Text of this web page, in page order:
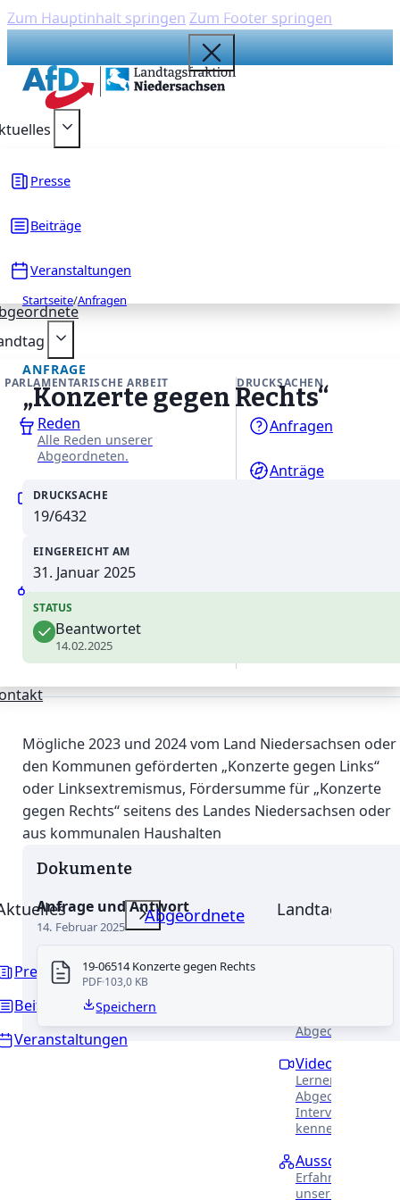
Zum Hauptinhalt springen Zum Footer springen
{acf_social_media_plattform}
{acf_social_media_plattform}
{acf_social_media_plattform}
{acf_social_media_plattform}
{acf_social_media_plattform}
Presse
Beiträge
Veranstaltungen
PARLAMENTARISCHE ARBEIT
Reden
Alle Reden unserer
Abgeordneten.
Videothek
Lernen Sie unsere
näher kennen.
Ausschüsse
Erfahren Sie mehr über
unsere Arbeit in den
Fachausschüssen des
Niedersächsischen Landtages.
DRUCKSACHEN
Anfragen
Anträge
Presse
Beiträge
Veranstaltungen
Abgeordnete Landtag
Abgeordneten.
Videothek
Lernen Sie
Abgeordneten in
Interviews näher
kennen.
Ausschüsse
Erfahren Sie
unsere Arbeit in
Startseite/Anfragen
ANFRAGE
„Konzerte gegen Rechts“
Mögliche 2023 und 2024 vom Land Niedersachsen oder
den Kommunen geförderten „Konzerte gegen Links“
oder Linksextremismus, Fördersumme für „Konzerte
gegen Rechts“ seitens des Landes Niedersachsen oder
aus kommunalen Haushalten
Dokumente
Anfrage und Antwort
14. Februar 2025
19-06514 Konzerte gegen Rechts
PDF103,0 KB
Speichern
DRUCKSACHE
19/6432
EINGEREICHT AM
31. Januar 2025
STATUS
Beantwortet
14.02.2025